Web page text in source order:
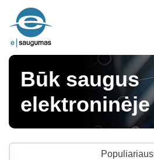
Būk saugus